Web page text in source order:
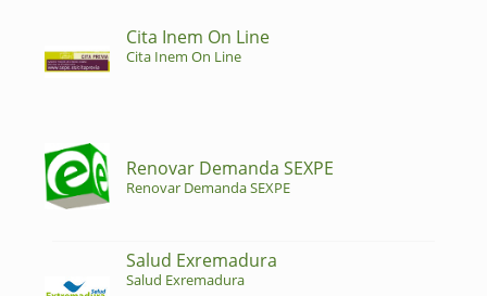
Cita Inem On Line
Cita Inem On Line
Renovar Demanda SEXPE
Renovar Demanda SEXPE
Salud Exremadura
Salud Exremadura